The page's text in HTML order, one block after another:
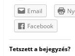
Email
Facebook
Tetszett a bejegyzés?